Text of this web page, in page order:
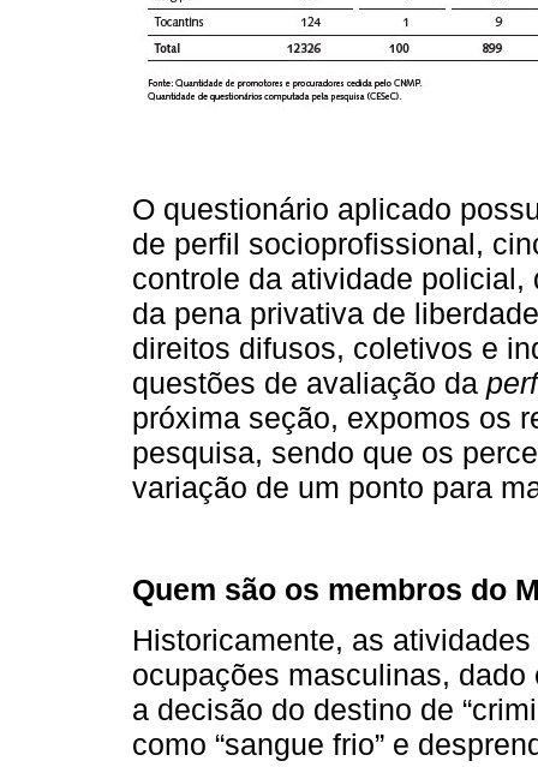
O questionário aplicado
de perfil socioprofissional,
controle da atividade
da pena privativa de
direitos difusos, coletivos e
questões de avaliação da
próxima seção, expomos os
pesquisa, sendo que os
variação de um ponto para
Quem são os membros do
Historicamente, as
ocupações masculinas,
a decisão do destino de
como “sangue frio” e